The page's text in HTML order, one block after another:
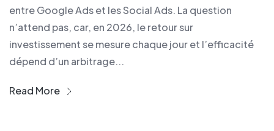
entre Google Ads et les Social Ads. La question
n’attend pas, car, en 2026, le retour sur
investissement se mesure chaque jour et l’efficacité
dépend d’un arbitrage...
Read More